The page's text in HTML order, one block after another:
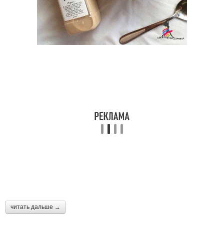
читать дальше →